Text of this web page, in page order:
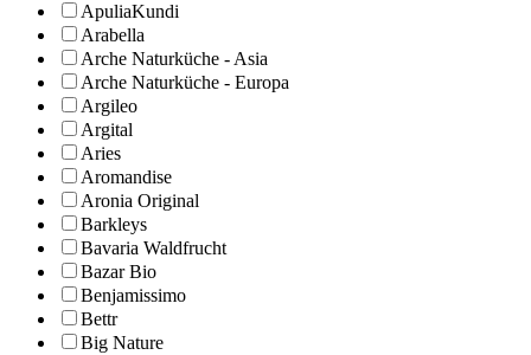
ApuliaKundi
Arabella
Arche Naturküche - Asia
Arche Naturküche - Europa
Argileo
Argital
Aries
Aromandise
Aronia Original
Barkleys
Bavaria Waldfrucht
Bazar Bio
Benjamissimo
Bettr
Big Nature